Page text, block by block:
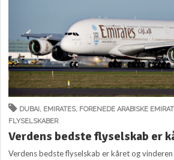
DUBAI , EMIRATES, FORENEDE ARABISKE
FLYSELSKABER
Verdens bedste flyselskab er
Verdens bedste flyselskab er kåret og